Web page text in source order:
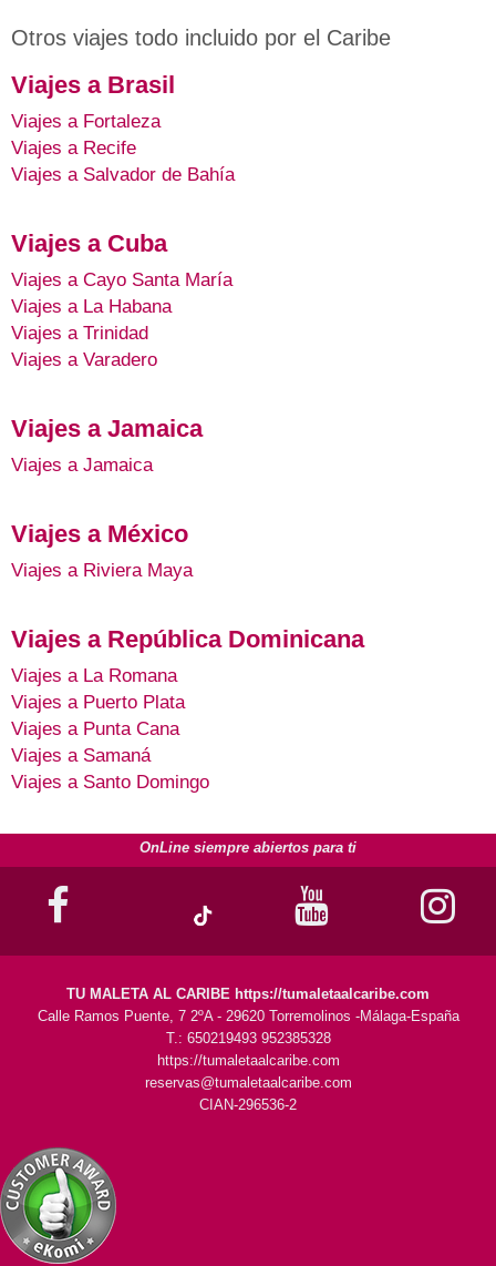
Otros viajes todo incluido por el Caribe
Viajes a Brasil
Viajes a Fortaleza
Viajes a Recife
Viajes a Salvador de Bahía
Viajes a Cuba
Viajes a Cayo Santa María
Viajes a La Habana
Viajes a Trinidad
Viajes a Varadero
Viajes a Jamaica
Viajes a Jamaica
Viajes a México
Viajes a Riviera Maya
Viajes a República Dominicana
Viajes a La Romana
Viajes a Puerto Plata
Viajes a Punta Cana
Viajes a Samaná
Viajes a Santo Domingo
OnLine siempre abiertos para ti
TU MALETA AL CARIBE https://tumaletaalcaribe.com
Calle Ramos Puente, 7 2ºA - 29620 Torremolinos -Málaga-España
T.: 650219493 952385328
https://tumaletaalcaribe.com
reservas@tumaletaalcaribe.com
CIAN-296536-2